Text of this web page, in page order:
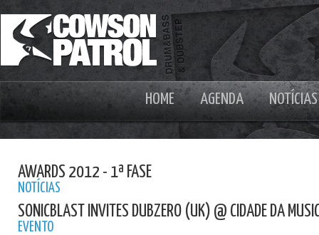
HOME AGENDA NOTÍCIAS
AWARDS 2012 - 1ª FASE
NOTÍCIAS
SONICBLAST INVITES DUBZERO (UK) @ CIDADE DA
EVENTO